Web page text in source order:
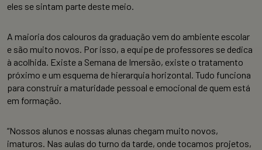
eles se sintam parte deste meio.
A maioria dos calouros da graduação vem do ambiente escolar
e são muito novos. Por isso, a equipe de professores se dedica
à acolhida. Existe a Semana de Imersão, existe o tratamento
próximo e um esquema de hierarquia horizontal. Tudo funciona
para construir a maturidade pessoal e emocional de quem está
em formação.
“Nossos alunos e nossas alunas chegam muito novos,
imaturos. Nas aulas do turno da tarde, onde tocamos projetos,